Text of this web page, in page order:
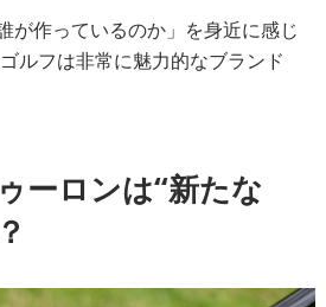
が作っているのか」を身近に感じ
ルフは非常に魅力的なブランド
ーロンは“新たな